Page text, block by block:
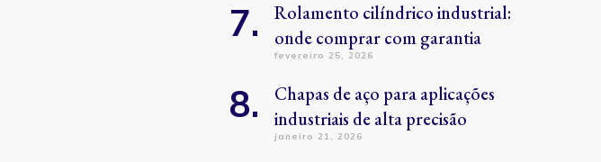
Rolamento cilíndrico industrial:
onde comprar com garantia
fevereiro 25, 2026
Chapas de aço para aplicações
industriais de alta precisão
janeiro 21, 2026